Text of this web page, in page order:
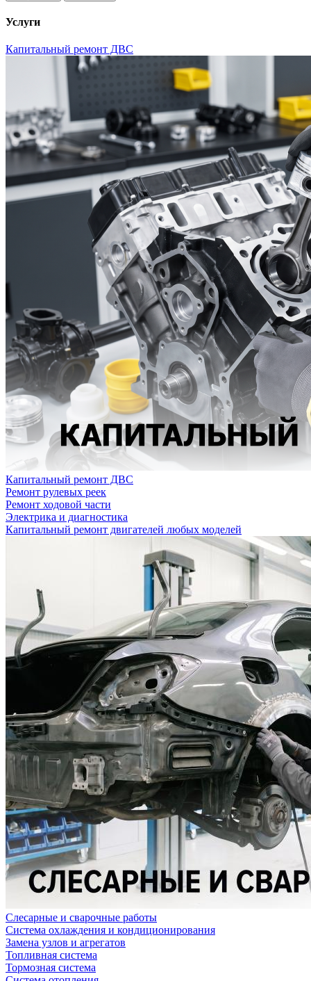
Услуги
Капитальный ремонт ДВС
Капитальный ремонт ДВС
Ремонт рулевых реек
Ремонт ходовой части
Электрика и диагностика
Капитальный ремонт двигателей любых моделей
Слесарные и сварочные работы
Система охлаждения и кондиционирования
Замена узлов и агрегатов
Топливная система
Тормозная система